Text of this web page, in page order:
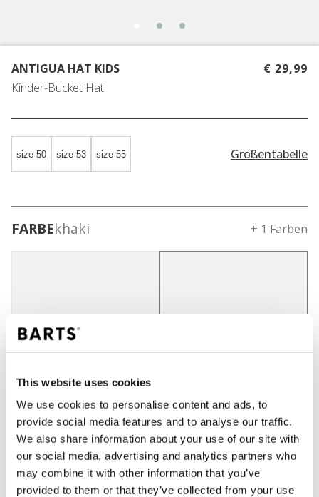
This website uses cookies
We use cookies to personalise content and ads, to
provide social media features and to analyse our traffic.
We also share information about your use of our site with
our social media, advertising and analytics partners who
may combine it with other information that you’ve
provided to them or that they’ve collected from your use
ANTIGUA HAT KIDS
Kinder-Bucket Hat
€ 29,99
size 50 size 53 size 55 Größentabelle
FARBEkhaki + 1 Farben